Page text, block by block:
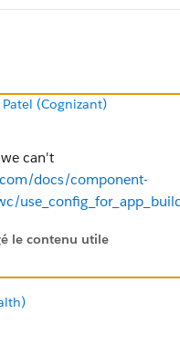
(Cognizant)
can't
docs/component-
le contenu utile